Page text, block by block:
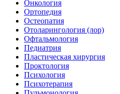
Онкология
Ортопедия
Остеопатия
Отоларингология (лор)
Офтальмология
Педиатрия
Пластическая хирургия
Проктология
Психология
Психотерапия